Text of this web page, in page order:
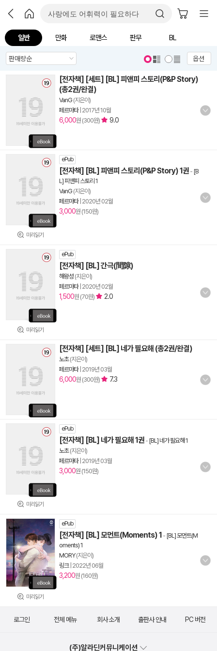
일반 만화 로맨스 판무 BL
옵션
[전자책] [세트] [BL] 피앤피 스토리(P&P Story)
(총2권/완결)
VanG (지은이)
페르마타| 2017년 10월
6,000원 (300원) 9.0
미리읽기
ePub
[전자책] [BL] 피앤피 스토리(P&P Story) 1권 - [B
L] 피앤피 스토리 1
VanG (지은이)
페르마타| 2020년 02월
3,000원 (150원)
미리읽기
ePub
[전자책] [BL] 간극(間隙)
해왕성 (지은이)
페르마타| 2020년 02월
1,500원 (70원) 2.0
[전자책] [세트] [BL] 네가 필요해 (총2권/완결)
노초(지은이)
페르마타| 2019년 03월
6,000원 (300원) 7.3
미리읽기
ePub
[전자책] [BL] 네가 필요해 1권 - [BL] 네가 필요해 1
노초(지은이)
페르마타| 2019년 03월
3,000원 (150원)
미리읽기
ePub
[전자책] [BL] 모먼트(Moments) 1 - [BL] 모먼트(M
oments) 1
MORY(지은이)
링크| 2022년 06월
3,200원 (160원)
로그인 전체 메뉴 회사 소개 출판사 안내 PC 버전
(주)알라딘커뮤니케이션